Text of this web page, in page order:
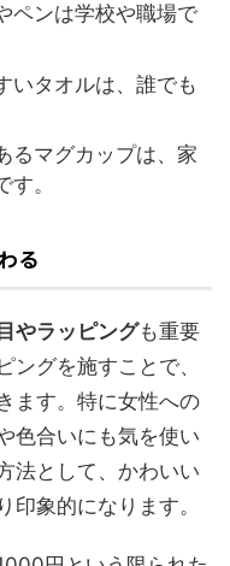
ペンは学校や職場で
いタオルは、誰でも
るマグカップは、家
。
る
やラッピングも重要
ングを施すことで、
ます。特に女性への
色合いにも気を使い
法として、かわいい
印象的になります。